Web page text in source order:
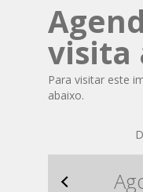
visita
Para visitar este
abaixo.